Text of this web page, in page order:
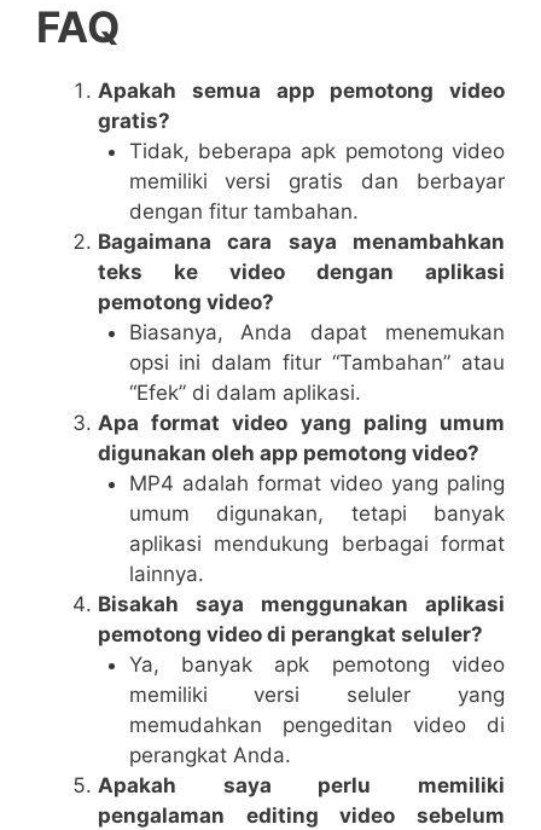
FAQ
Apakah semua app pemotong video
gratis?
Tidak, beberapa apk pemotong video
memiliki versi gratis dan berbayar
dengan fitur tambahan.
Bagaimana cara saya menambahkan
teks ke video dengan aplikasi
pemotong video?
Biasanya, Anda dapat menemukan
opsi ini dalam fitur “Tambahan” atau
“Efek” di dalam aplikasi.
Apa format video yang paling umum
digunakan oleh app pemotong video?
MP4 adalah format video yang paling
umum digunakan, tetapi banyak
aplikasi mendukung berbagai format
lainnya.
Bisakah saya menggunakan aplikasi
pemotong video di perangkat seluler?
Ya, banyak apk pemotong video
memiliki versi seluler yang
memudahkan pengeditan video di
perangkat Anda.
Apakah saya perlu memiliki
pengalaman editing video sebelum